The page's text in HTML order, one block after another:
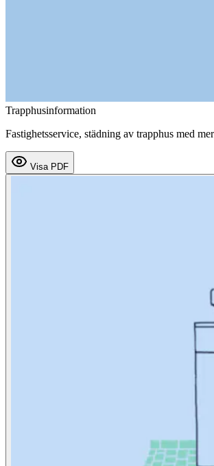
Trapphusinformation
Fastighetsservice, städning av trapphus med
Visa PDF